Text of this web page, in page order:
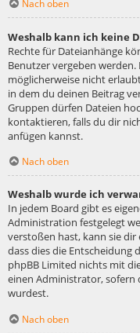
Nach oben
Weshalb kann ich keine
Rechte für Dateianhänge
Benutzer vergeben
möglicherweise nicht
in dem du deinen Beitrag
Gruppen dürfen Dateien
kontaktieren, falls du dir
anfügen kannst.
Nach oben
Weshalb wurde ich
In jedem Board gibt es
Administration festgelegt
verstoßen hast, kann sie
dass dies die Entscheidung
phpBB Limited nichts mit
einen Administrator, sofern
wurdest.
Nach oben